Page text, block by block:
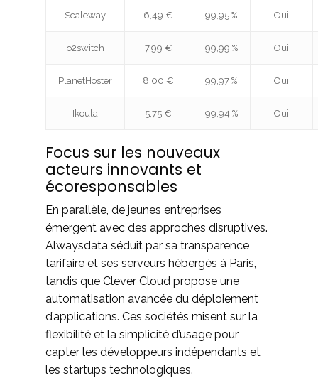
Scaleway 6,49 € 99,95 % Oui
o2switch 7,99 € 99,99 % Oui
PlanetHoster 8,00 € 99,97 % Oui
Ikoula 5,75 € 99,94 % Oui
Focus sur les nouveaux
acteurs innovants et
écoresponsables
En parallèle, de jeunes entreprises
émergent avec des approches disruptives.
Alwaysdata séduit par sa transparence
tarifaire et ses serveurs hébergés à Paris,
tandis que Clever Cloud propose une
automatisation avancée du déploiement
d’applications. Ces sociétés misent sur la
flexibilité et la simplicité d’usage pour
capter les développeurs indépendants et
les startups technologiques.